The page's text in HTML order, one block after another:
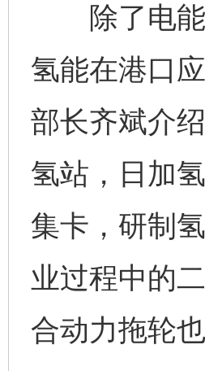
除了电能
氢能在港口
部长齐斌介
氢站，日加
集卡，研制
业过程中的
合动力拖轮